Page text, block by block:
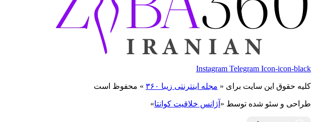
Instagram Telegram Icon-icon-black
کلیه حقوق این سایت برای « مجله اینترنتی زیبا ۳۶۰ » محفوظ است
طراحی و سئو شده توسط « آژانس خلاقیت کوانتا»